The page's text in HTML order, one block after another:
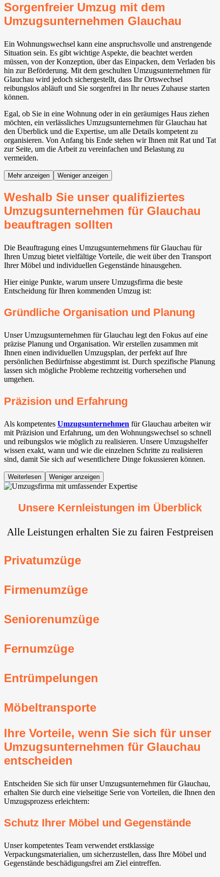
Sorgenfreier Umzug mit dem
Umzugsunternehmen Glauchau
Ein Wohnungswechsel kann eine anspruchsvolle und anstrengende
Situation sein. Es gibt wichtige Aspekte, die beachtet werden
müssen, von der Konzeption, über das Einpacken, dem Verladen bis
hin zur Beförderung. Mit dem geschulten Umzugsunternehmen für
Glauchau wird jedoch sichergestellt, dass Ihr Ortswechsel
reibungslos abläuft und Sie sorgenfrei in Ihr neues Zuhause starten
können.
Egal, ob Sie in eine Wohnung oder in ein geräumiges Haus ziehen
möchten, ein verlässliches Umzugsunternehmen für Glauchau hat
den Überblick und die Expertise, um alle Details kompetent zu
organisieren. Von Anfang bis Ende stehen wir Ihnen mit Rat und Tat
zur Seite, um die Arbeit zu vereinfachen und Belastung zu
vermeiden.
Mehr anzeigen Weniger anzeigen
Weshalb Sie unser qualifiziertes
Umzugsunternehmen für Glauchau
beauftragen sollten
Die Beauftragung eines Umzugsunternehmens für Glauchau für
Ihren Umzug bietet vielfältige Vorteile, die weit über den Transport
Ihrer Möbel und individuellen Gegenstände hinausgehen.
Hier einige Punkte, warum unsere Umzugsfirma die beste
Entscheidung für Ihren kommenden Umzug ist:
Gründliche Organisation und Planung
Unser Umzugsunternehmen für Glauchau legt den Fokus auf eine
präzise Planung und Organisation. Wir erstellen zusammen mit
Ihnen einen individuellen Umzugsplan, der perfekt auf Ihre
persönlichen Bedürfnisse abgestimmt ist. Durch spezifische Planung
lassen sich mögliche Probleme rechtzeitig vorhersehen und
umgehen.
Präzision und Erfahrung
Als kompetentes Umzugsunternehmen für Glauchau arbeiten wir
mit Präzision und Erfahrung, um den Wohnungswechsel so schnell
und reibungslos wie möglich zu realisieren. Unsere Umzugshelfer
wissen exakt, wann und wie die einzelnen Schritte zu realisieren
sind, damit Sie sich auf wesentlichere Dinge fokussieren können.
Weiterlesen Weniger anzeigen
Unsere Kernleistungen im Überblick
Alle Leistungen erhalten Sie zu fairen Festpreisen
Privatumzüge
Firmenumzüge
Seniorenumzüge
Fernumzüge
Entrümpelungen
Möbeltransporte
Ihre Vorteile, wenn Sie sich für unser
Umzugsunternehmen für Glauchau
entscheiden
Entscheiden Sie sich für unser Umzugsunternehmen für Glauchau,
erhalten Sie durch eine vielseitige Serie von Vorteilen, die Ihnen den
Umzugsprozess erleichtern:
Schutz Ihrer Möbel und Gegenstände
Unser kompetentes Team verwendet erstklassige
Verpackungsmaterialien, um sicherzustellen, dass Ihre Möbel und
Gegenstände beschädigungsfrei am Ziel eintreffen.